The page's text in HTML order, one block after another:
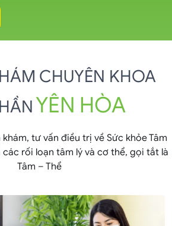
CHUYÊN KHOA
YÊN HÒA
tư vấn điều trị về Sức khỏe Tâm
rối loạn tâm lý và cơ thể, gọi tắt là
Tâm – Thể